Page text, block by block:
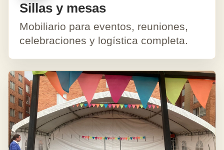
Sillas y mesas
Mobiliario para eventos, reuniones,
celebraciones y logística completa.